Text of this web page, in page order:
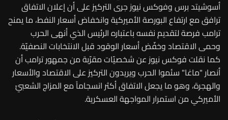
أسوشيتد برس وفوكس نيوز جرى التركيز على أن إعلان الاتفاق
ترافق مع ارتفاع البورصة الأميركية وانخفاض أسعار النفط، ما يمنح
ترامب فرصة لتقديم نفسه باعتباره الرئيس الذي أنهى الحرب
وحمى الاقتصاد وخفّض أسعار الوقود قبل الانتخابات النصفيّة.
كما نقلت فوكس نيوز عن شخصيّات مقرّبة من جمهور ترامب أن
أنصار "ماغا" سئموا الحرب ويريدون التركيز على الاقتصاد والأسعار
والهجرة، وهو ما يجعل الاتفاق أكثر انسجاماً مع المزاج الشعبيّ
الأميركي من استمرار المواجهة العسكرية.